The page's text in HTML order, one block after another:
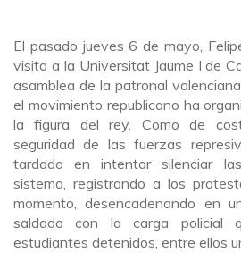
El pasado jueves 6 de mayo,
visita a la Universitat Jaume I de
asamblea de la patronal
el movimiento republicano ha
la figura del rey. Como de
seguridad de las fuerzas
tardado en intentar silenciar
sistema, registrando a los
momento, desencadenando en
saldado con la carga policial
estudiantes detenidos, entre ellos